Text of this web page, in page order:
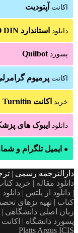
اکانت آپتودیت
دانلود استاندارد ISO DIN
پسورد Quilbot
اکانت پرمیوم
خرید اکانت Turnitin
دانلود ایبوک های
● ایمیل تلگرام و
دارالترجمه رسمی |
| دانلود از پلتس |
کتاب | تهیه تزهای
زبان اصلی دانشگاهی |
Platts Argus ICIS